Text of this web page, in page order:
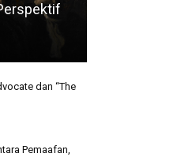
dan “The
Pemaafan,